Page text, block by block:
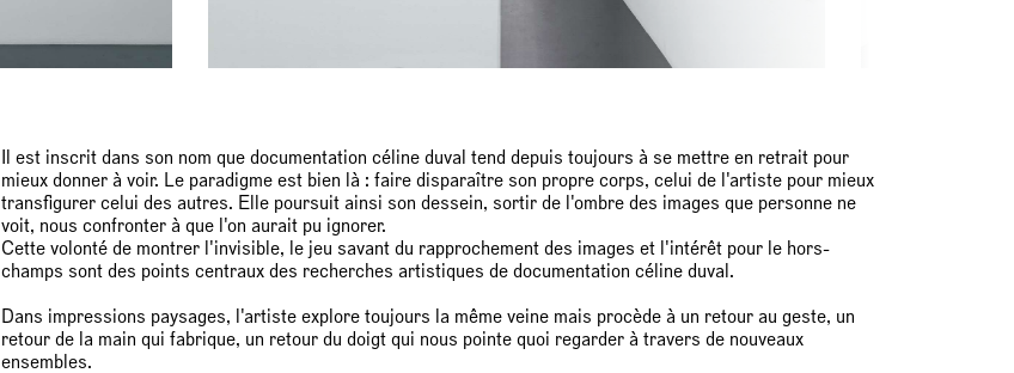
Il est inscrit dans son nom que documentation céline duval tend depuis toujours à se mettre en retrait pour
mieux donner à voir. Le paradigme est bien là : faire disparaître son propre corps, celui de l'artiste pour mieux
transfigurer celui des autres. Elle poursuit ainsi son dessein, sortir de l'ombre des images que personne ne
voit, nous confronter à que l'on aurait pu ignorer.
Cette volonté de montrer l'invisible, le jeu savant du rapprochement des images et l'intérêt pour le hors-
champs sont des points centraux des recherches artistiques de documentation céline duval.
Dans impressions paysages, l'artiste explore toujours la même veine mais procède à un retour au geste, un
retour de la main qui fabrique, un retour du doigt qui nous pointe quoi regarder à travers de nouveaux
ensembles.